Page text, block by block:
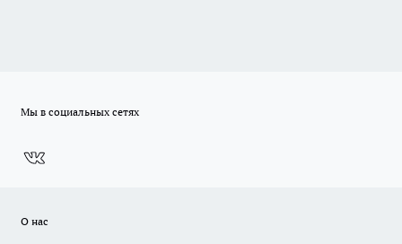
Мы в социальных сетях
О нас